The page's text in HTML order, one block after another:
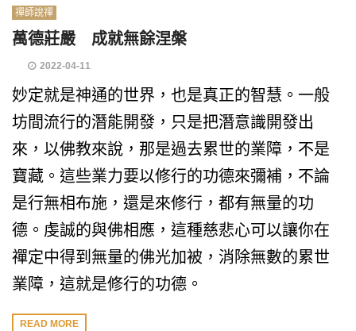
禪師說禪
萬德莊嚴 成就無餘涅槃
2022-04-11
妙定就是神通的世界，也是真正的智慧。一般
坊間流行的潛能開發，只是把潛意識開發出
來，以佛教來說，那是過去累世的業障，不是
寶藏。這些業力要以修行的功德來彌補，不論
是行無相布施，還是來修行，都有無量的功
德。虔誠的與佛相應，這種慈悲心可以讓你在
禪定中得到無量的佛光加被，消除無數的累世
業障，這就是修行的功德。
READ MORE